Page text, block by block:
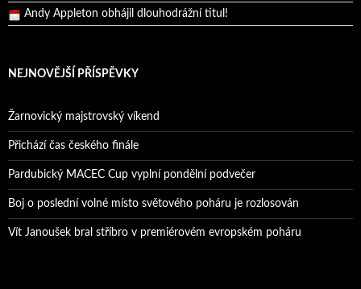
Andy Appleton obhájil dlouhodrážní titul!
NEJNOVĚJŠÍ PŘÍSPĚVKY
Žarnovický majstrovský víkend
Přichází čas českého finále
Pardubický MACEC Cup vyplní pondělní podvečer
Boj o poslední volné místo světového poháru je rozlosován
Vít Janoušek bral stříbro v premiérovém evropském poháru